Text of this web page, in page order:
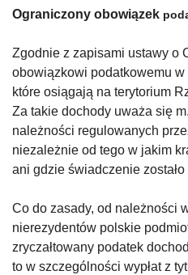
Ograniczony obowiązek
Zgodnie z zapisami ustawy o
obowiązkowi podatkowemu
które osiągają na terytorium
Za takie dochody uważa się
należności regulowanych
niezależnie od tego w jakim
ani gdzie świadczenie
Co do zasady, od należności
nierezydentów polskie
zryczałtowany podatek
to w szczególności wypłat z